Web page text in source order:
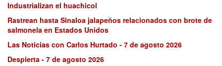
Industrializan el huachicol
Rastrean hasta Sinaloa jalapeños relacionados con brote de
salmonela en Estados Unidos
Las Noticias con Carlos Hurtado - 7 de agosto 2026
Despierta - 7 de agosto 2026